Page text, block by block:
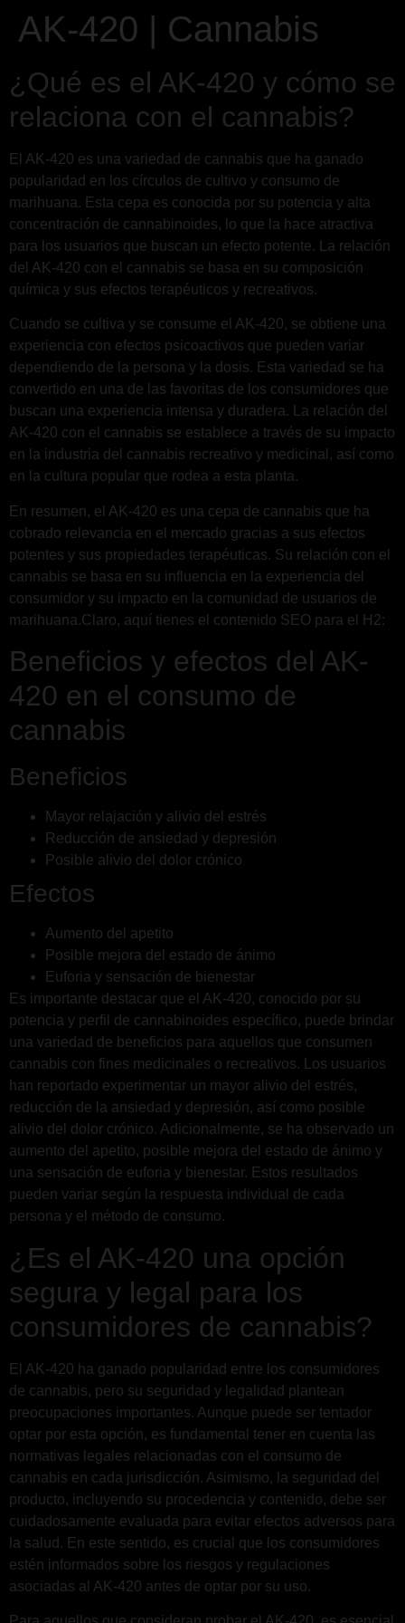
AK-420 | Cannabis
¿Qué es el AK-420 y cómo se
relaciona con el cannabis?
El AK-420 es una variedad de cannabis que ha ganado
popularidad en los círculos de cultivo y consumo de
marihuana. Esta cepa es conocida por su potencia y alta
concentración de cannabinoides, lo que la hace atractiva
para los usuarios que buscan un efecto potente. La relación
del AK-420 con el cannabis se basa en su composición
química y sus efectos terapéuticos y recreativos.
Cuando se cultiva y se consume el AK-420, se obtiene una
experiencia con efectos psicoactivos que pueden variar
dependiendo de la persona y la dosis. Esta variedad se ha
convertido en una de las favoritas de los consumidores que
buscan una experiencia intensa y duradera. La relación del
AK-420 con el cannabis se establece a través de su impacto
en la industria del cannabis recreativo y medicinal, así como
en la cultura popular que rodea a esta planta.
En resumen, el AK-420 es una cepa de cannabis que ha
cobrado relevancia en el mercado gracias a sus efectos
potentes y sus propiedades terapéuticas. Su relación con el
cannabis se basa en su influencia en la experiencia del
consumidor y su impacto en la comunidad de usuarios de
marihuana.Claro, aquí tienes el contenido SEO para el H2:
Beneficios y efectos del AK-
420 en el consumo de
cannabis
Beneficios
Mayor relajación y alivio del estrés
Reducción de ansiedad y depresión
Posible alivio del dolor crónico
Efectos
Aumento del apetito
Posible mejora del estado de ánimo
Euforia y sensación de bienestar
Es importante destacar que el AK-420, conocido por su
potencia y perfil de cannabinoides específico, puede brindar
una variedad de beneficios para aquellos que consumen
cannabis con fines medicinales o recreativos. Los usuarios
han reportado experimentar un mayor alivio del estrés,
reducción de la ansiedad y depresión, así como posible
alivio del dolor crónico. Adicionalmente, se ha observado un
aumento del apetito, posible mejora del estado de ánimo y
una sensación de euforia y bienestar. Estos resultados
pueden variar según la respuesta individual de cada
persona y el método de consumo.
¿Es el AK-420 una opción
segura y legal para los
consumidores de cannabis?
El AK-420 ha ganado popularidad entre los consumidores
de cannabis, pero su seguridad y legalidad plantean
preocupaciones importantes. Aunque puede ser tentador
optar por esta opción, es fundamental tener en cuenta las
normativas legales relacionadas con el consumo de
cannabis en cada jurisdicción. Asimismo, la seguridad del
producto, incluyendo su procedencia y contenido, debe ser
cuidadosamente evaluada para evitar efectos adversos para
la salud. En este sentido, es crucial que los consumidores
estén informados sobre los riesgos y regulaciones
asociadas al AK-420 antes de optar por su uso.